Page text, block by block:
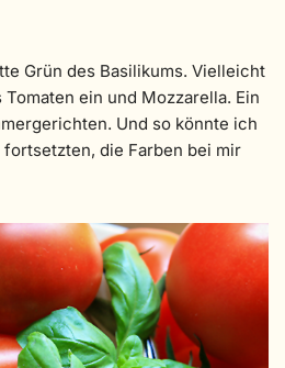
Grün des Basilikums. Vielleicht
ein und Mozzarella. Ein
Und so könnte ich
die Farben bei mir